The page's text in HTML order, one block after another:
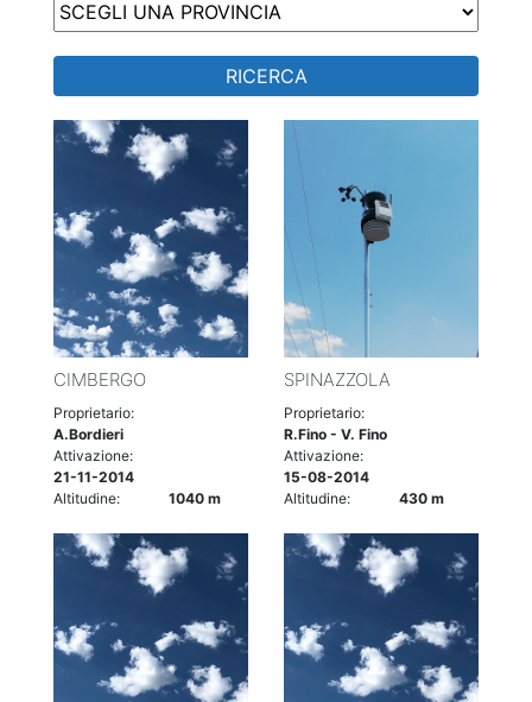
RICERCA
CIMBERGO
Proprietario:
A.Bordieri
Attivazione:
21-11-2014
Altitudine:
1040 m
SPINAZZOLA
Proprietario:
R.Fino - V. Fino
Attivazione:
15-08-2014
Altitudine:
430 m